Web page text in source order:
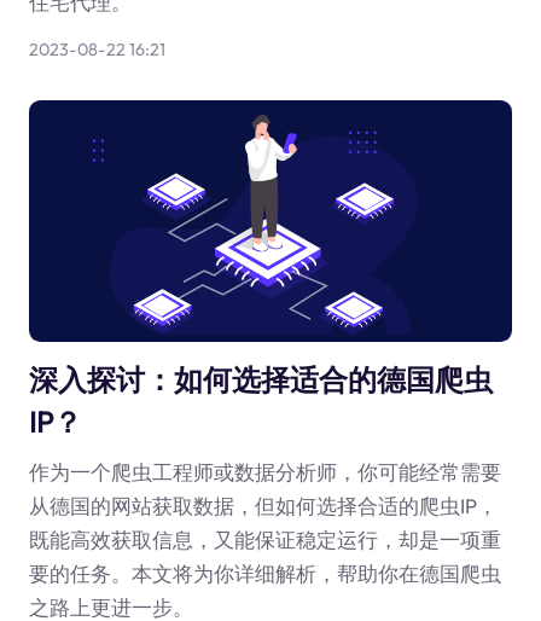
2023-08-22 16:21
深入探讨：如何选择适合的德国爬虫
IP？
作为一个爬虫工程师或数据分析师，你可能经常需要
从德国的网站获取数据，但如何选择合适的爬虫IP，
既能高效获取信息，又能保证稳定运行，却是一项重
要的任务。本文将为你详细解析，帮助你在德国爬虫
之路上更进一步。